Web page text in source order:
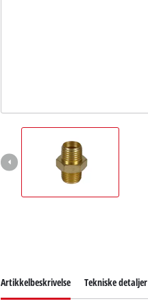
Artikkelbeskrivelse Tekniske detaljer